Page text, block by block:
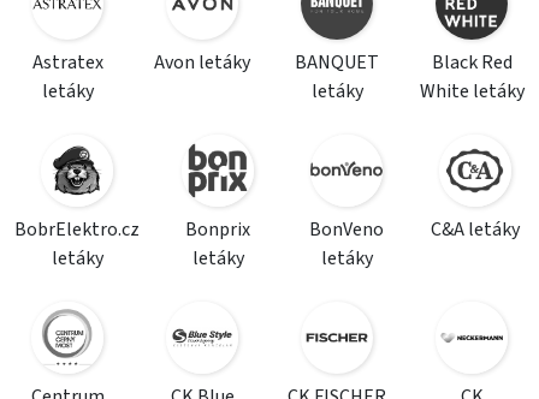
Astratex
letáky
Avon letáky
BANQUET
letáky
Black Red
White letáky
BobrElektro.cz
letáky
Bonprix
letáky
BonVeno
letáky
C&A letáky